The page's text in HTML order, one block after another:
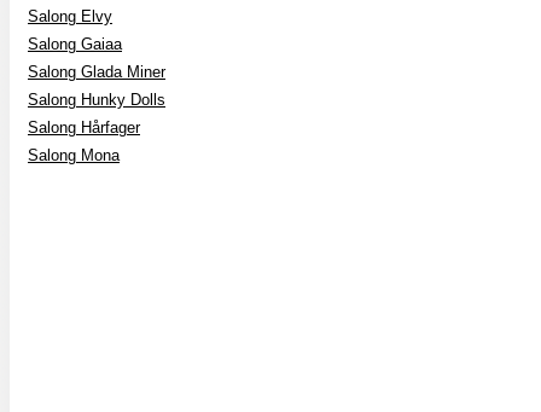
Salong Elvy
Salong Gaiaa
Salong Glada Miner
Salong Hunky Dolls
Salong Hårfager
Salong Mona